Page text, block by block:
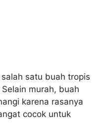
satu buah tropis
murah, buah
karena rasanya
cocok untuk